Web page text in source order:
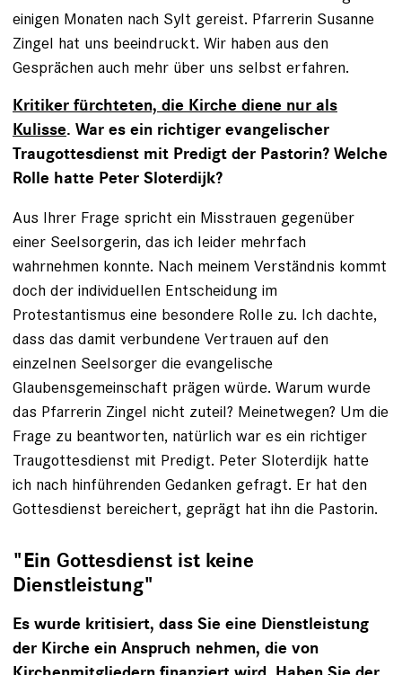
einigen Monaten nach Sylt gereist. Pfarrerin Susanne
Zingel hat uns beeindruckt. Wir haben aus den
Gesprächen auch mehr über uns selbst erfahren.
Kritiker fürchteten, die Kirche diene nur als
Kulisse. War es ein richtiger evangelischer
Traugottesdienst mit Predigt der Pastorin? Welche
Rolle hatte Peter Sloterdijk?
Aus Ihrer Frage spricht ein Misstrauen gegenüber
einer Seelsorgerin, das ich leider mehrfach
wahrnehmen konnte. Nach meinem Verständnis kommt
doch der individuellen Entscheidung im
Protestantismus eine besondere Rolle zu. Ich dachte,
dass das damit verbundene Vertrauen auf den
einzelnen Seelsorger die evangelische
Glaubensgemeinschaft prägen würde. Warum wurde
das Pfarrerin Zingel nicht zuteil? Meinetwegen? Um die
Frage zu beantworten, natürlich war es ein richtiger
Traugottesdienst mit Predigt. Peter Sloterdijk hatte
ich nach hinführenden Gedanken gefragt. Er hat den
Gottesdienst bereichert, geprägt hat ihn die Pastorin.
"Ein Gottesdienst ist keine
Dienstleistung"
Es wurde kritisiert, dass Sie eine Dienstleistung
der Kirche ein Anspruch nehmen, die von